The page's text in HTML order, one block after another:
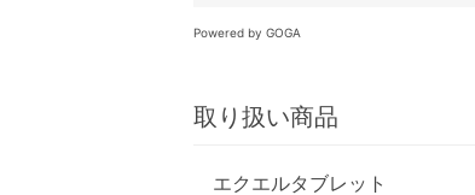
Powered by GOGA
取り扱い商品
エクエルタブレット